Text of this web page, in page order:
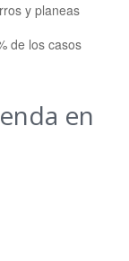
y planeas
de los casos
en